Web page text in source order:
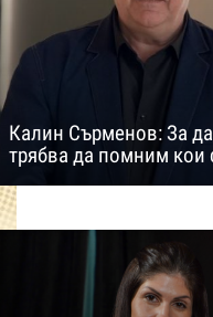
Калин Сърменов: За
трябва да помним кои